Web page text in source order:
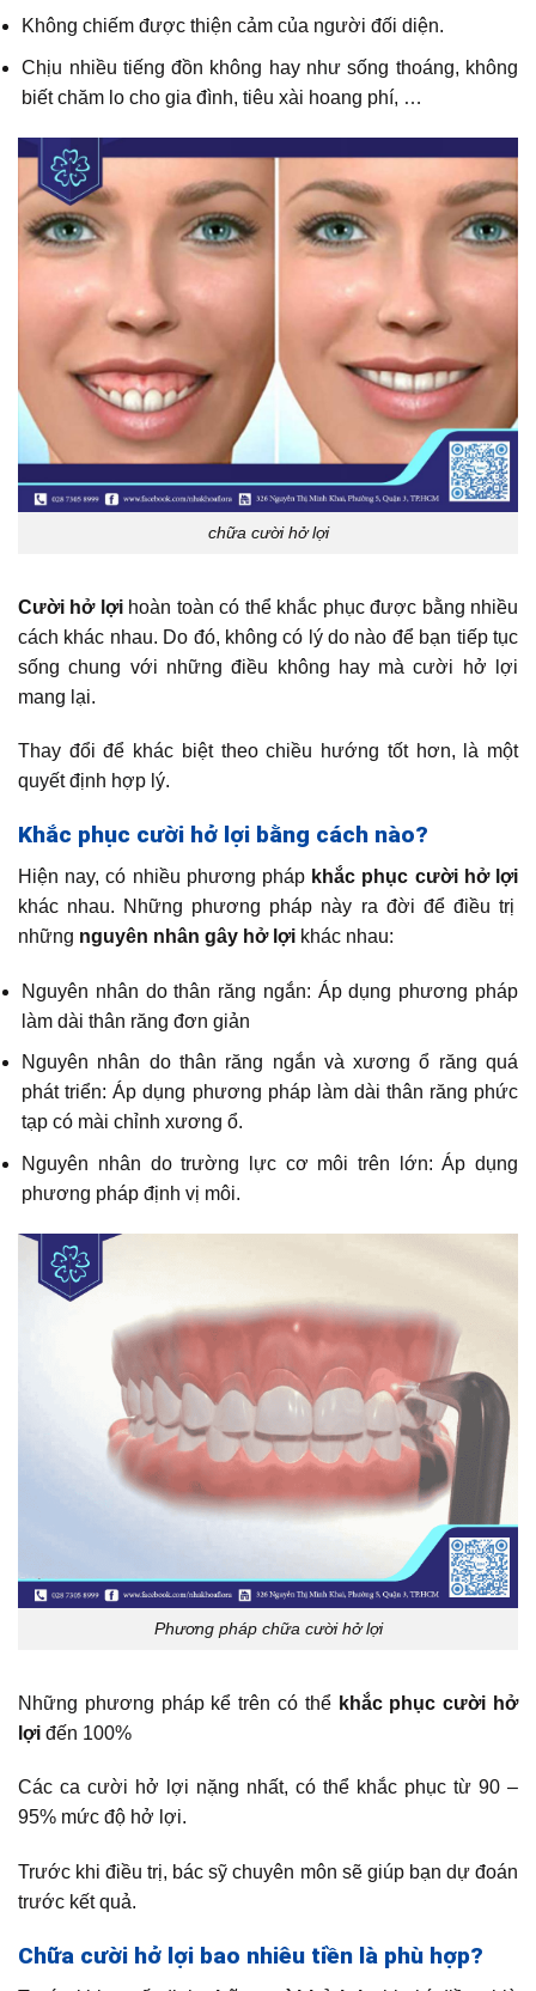
Không chiếm được thiện cảm của người đối diện.
Chịu nhiều tiếng đồn không hay như sống thoáng, không
biết chăm lo cho gia đình, tiêu xài hoang phí, …
chữa cười hở lợi
Cười hở lợihoàn toàn có thể khắc phục được bằng nhiều
cách khác nhau. Do đó, không có lý do nào để bạn tiếp tục
sống chung với những điều không hay mà cười hở lợi
mang lại.
Thay đổi để khác biệt theo chiều hướng tốt hơn, là một
quyết định hợp lý.
Khắc phục cười hở lợi bằng cách nào?
Hiện nay, có nhiều phương pháp khắc phục cười hở lợi
khác nhau. Những phương pháp này ra đời để điều trị
những nguyên nhân gây hở lợi khác nhau:
Nguyên nhân do thân răng ngắn: Áp dụng phương pháp
làm dài thân răng đơn giản
Nguyên nhân do thân răng ngắn và xương ổ răng quá
phát triển: Áp dụng phương pháp làm dài thân răng phức
tạp có mài chỉnh xương ổ.
Nguyên nhân do trường lực cơ môi trên lớn: Áp dụng
phương pháp định vị môi.
Phương pháp chữa cười hở lợi
Những phương pháp kể trên có thể khắc phục cười hở
lợi đến 100%
Các ca cười hở lợi nặng nhất, có thể khắc phục từ 90 –
95% mức độ hở lợi.
Trước khi điều trị, bác sỹ chuyên môn sẽ giúp bạn dự đoán
trước kết quả.
Chữa cười hở lợi bao nhiêu tiền là phù hợp?